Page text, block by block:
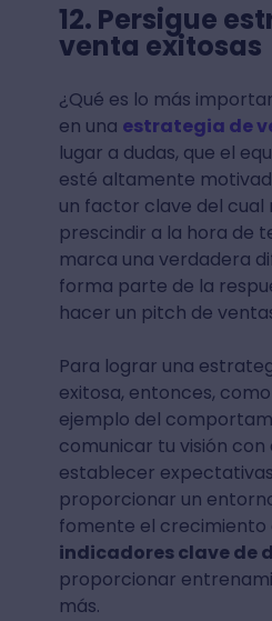
12. Persigue
venta exitosas
¿Qué es lo más
en una estrategia de
lugar a dudas, que el
esté altamente
un factor clave del cual
prescindir a la hora de
marca una verdadera
forma parte de la
hacer un pitch de
Para lograr una
exitosa, entonces,
ejemplo del
comunicar tu visión con
establecer
proporcionar un
fomente el crecimiento
indicadores clave de
proporcionar
más.